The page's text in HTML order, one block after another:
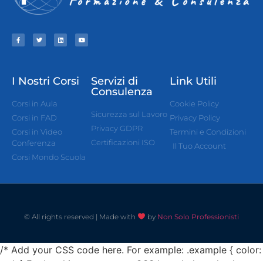
I Nostri Corsi
Corsi in Aula
Corsi in FAD
Corsi in Video
Conferenza
Corsi Mondo Scuola
Servizi di
Consulenza
Sicurezza sul Lavoro
Privacy GDPR
Certificazioni ISO
Link Utili
Cookie Policy
Privacy Policy
Termini e Condizioni
Il Tuo Account
© All rights reserved | Made with by Non Solo Professionisti
/* Add your CSS code here. For example: .example { color: